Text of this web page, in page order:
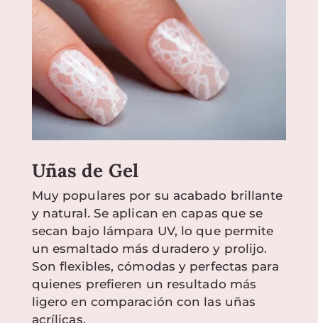
Uñas de Gel
Muy populares por su acabado brillante
y natural. Se aplican en capas que se
secan bajo lámpara UV, lo que permite
un esmaltado más duradero y prolijo.
Son flexibles, cómodas y perfectas para
quienes prefieren un resultado más
ligero en comparación con las uñas
acrílicas.